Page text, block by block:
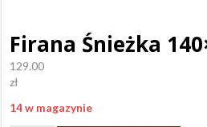
Firana Śnieżka
129.00
zł
14 w magazynie